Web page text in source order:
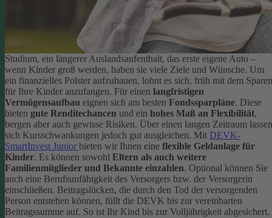
Studium, ein längerer Auslandsaufenthalt, das erste eigene Auto –
wenn Kinder groß werden, haben sie viele Ziele und Wünsche. Um
ein finanzielles Polster aufzubauen, lohnt es sich, früh mit dem Sparen
für Ihre Kinder anzufangen. Für einen langfristigen
Vermögensaufbau eignen sich am besten Fondssparpläne. Diese
bieten gute Renditechancen und ein hohes Maß an Flexibilität,
bergen aber auch gewisse Risiken. Über einen langen Zeitraum lassen
sich Kursschwankungen jedoch gut ausgleichen. Mit DEVK-
SmartInvest Junior bieten wir Ihnen eine flexible Geldanlage für
Kinder. Es können sowohl Eltern als auch weitere
Familienmitglieder und Bekannte einzahlen. Optional können Sie
auch eine Berufsunfähigkeit des Versorgers bzw. der Versorgerin
einschließen. Beitragslücken, die durch den Tod der versorgenden
Person entstehen können, füllt die DEVK bis zur vereinbarten
Beitragssumme auf. So ist Ihr Kind bis zur Volljährigkeit abgesichert.